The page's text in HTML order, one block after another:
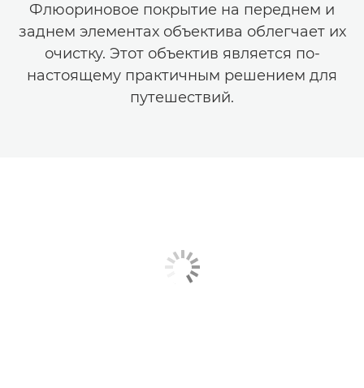
Флюориновое покрытие на переднем и
заднем элементах объектива облегчает их
очистку. Этот объектив является по-
настоящему практичным решением для
путешествий.